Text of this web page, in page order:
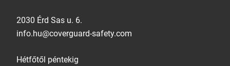
2030 Érd Sas u. 6.
info.hu@coverguard-safety.com
Hétfőtől péntekig